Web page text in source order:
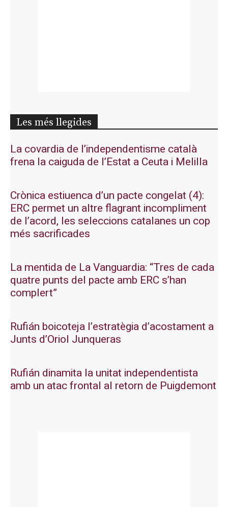
Les més llegides
La covardia de l’independentisme català
frena la caiguda de l’Estat a Ceuta i Melilla
Crònica estiuenca d’un pacte congelat (4):
ERC permet un altre flagrant incompliment
de l’acord, les seleccions catalanes un cop
més sacrificades
La mentida de La Vanguardia: “Tres de cada
quatre punts del pacte amb ERC s’han
complert”
Rufián boicoteja l’estratègia d’acostament a
Junts d’Oriol Junqueras
Rufián dinamita la unitat independentista
amb un atac frontal al retorn de Puigdemont